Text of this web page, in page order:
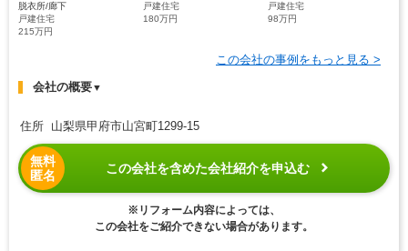
脱衣所/廊下
戸建住宅
215万円
戸建住宅
180万円
戸建住宅
98万円
この会社の事例をもっと見る >
会社の概要▼
住所 山梨県甲府市山宮町1299-15
無料
匿名
この会社を含めた会社紹介を申込む
※リフォーム内容によっては、
この会社をご紹介できない場合があります。